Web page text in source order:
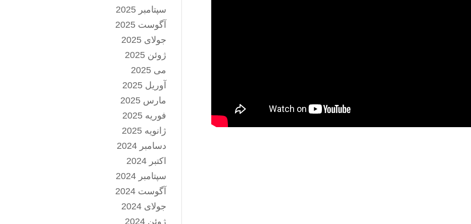
سپتامبر 2025
آگوست 2025
جولای 2025
ژوئن 2025
می 2025
آوریل 2025
مارس 2025
فوریه 2025
ژانویه 2025
دسامبر 2024
اکتبر 2024
سپتامبر 2024
آگوست 2024
جولای 2024
ژوئن 2024